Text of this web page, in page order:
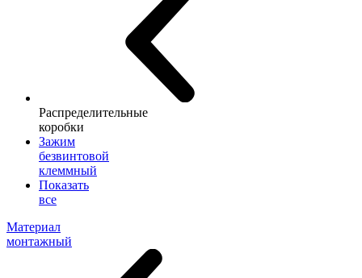
Распределительные
коробки
Зажим
безвинтовой
клеммный
Показать
все
Материал
монтажный